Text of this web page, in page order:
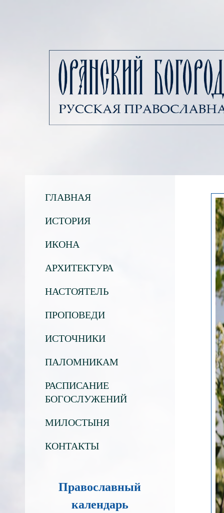
ГЛАВНАЯ
ИСТОРИЯ
ИКОНА
АРХИТЕКТУРА
НАСТОЯТЕЛЬ
ПРОПОВЕДИ
ИСТОЧНИКИ
ПАЛОМНИКАМ
РАСПИСАНИЕ
БОГОСЛУЖЕНИЙ
МИЛОСТЫНЯ
КОНТАКТЫ
Православный
календарь